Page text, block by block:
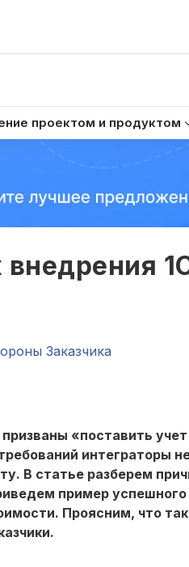
проектом и продуктом
Заказчика
«поставить
интеграторы
В статье разберем
пример
Проясним, что